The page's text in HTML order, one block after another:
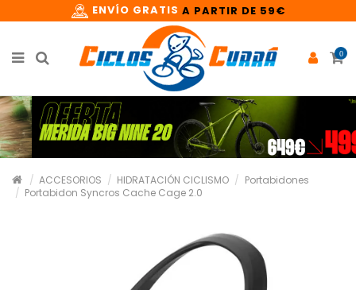
ENVÍO GRATIS A PARTIR DE 59€
0
ACCESORIOS HIDRATACIÓN CICLISMO
Portabidones
Portabidon Syncros Cache Cage 2.0